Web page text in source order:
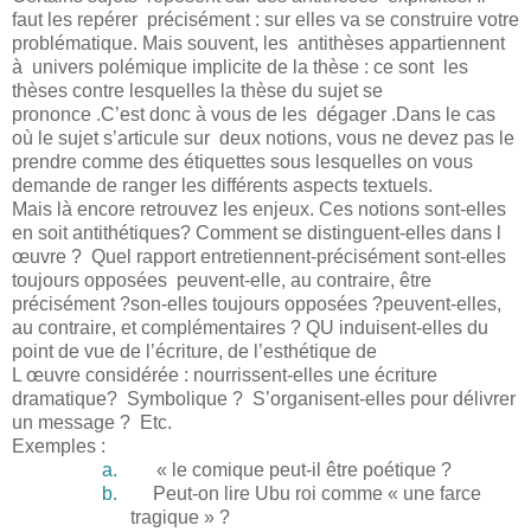
faut les repérer précisément : sur elles va se construire votre
problématique. Mais souvent, les antithèses appartiennent
à univers polémique implicite de la thèse : ce sont les
thèses contre lesquelles la thèse du sujet se
prononce .C’est donc à vous de les dégager .Dans le cas
où le sujet s’articule sur deux notions, vous ne devez pas le
prendre comme des étiquettes sous lesquelles on vous
demande de ranger les différents aspects textuels.
Mais là encore retrouvez les enjeux. Ces notions sont-elles
en soit antithétiques? Comment se distinguent-elles dans l
œuvre ? Quel rapport entretiennent-précisément sont-elles
toujours opposées peuvent-elle, au contraire, être
précisément ?son-elles toujours opposées ?peuvent-elles,
au contraire, et complémentaires ? QU induisent-elles du
point de vue de l’écriture, de l’esthétique de
L œuvre considérée : nourrissent-elles une écriture
dramatique? Symbolique ? S’organisent-elles pour délivrer
un message ? Etc.
Exemples :
a.
« le comique peut-il être poétique ?
b.
Peut-on lire Ubu roi comme « une farce
tragique » ?